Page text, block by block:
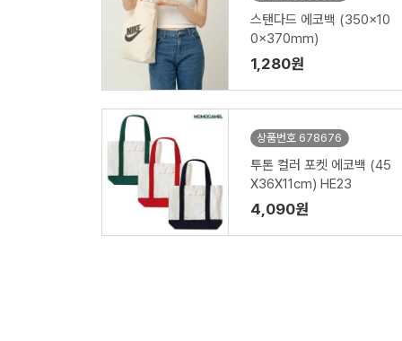
스탠다드 에코백 (350x10
0x370mm)
1,280원
상품번호 678676
투톤 컬러 포켓 에코백 (45
X36X11cm) HE23
4,090원